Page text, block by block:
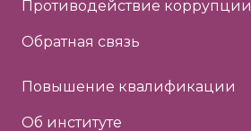
Противодействие коррупции
Обратная связь
Повышение квалификации
Об институте